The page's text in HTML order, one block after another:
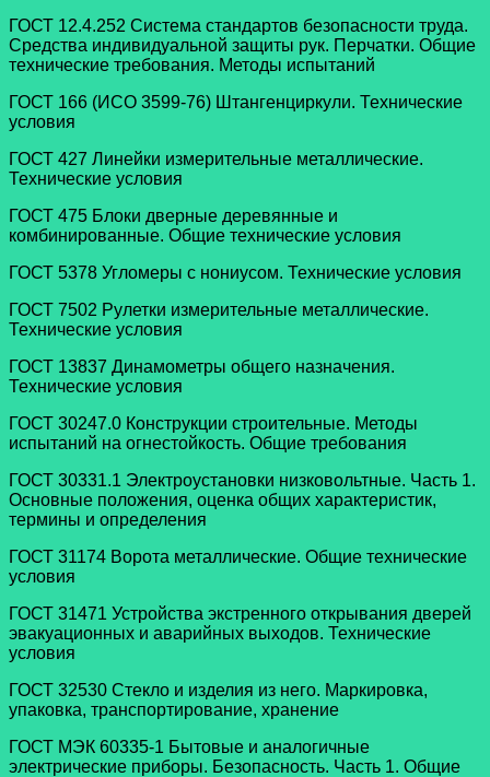
ГОСТ 12.4.252 Система стандартов безопасности труда.
Средства индивидуальной защиты рук. Перчатки. Общие
технические требования. Методы испытаний
ГОСТ 166 (ИСО 3599-76) Штангенциркули. Технические
условия
ГОСТ 427 Линейки измерительные металлические.
Технические условия
ГОСТ 475 Блоки дверные деревянные и
комбинированные. Общие технические условия
ГОСТ 5378 Угломеры с нониусом. Технические условия
ГОСТ 7502 Рулетки измерительные металлические.
Технические условия
ГОСТ 13837 Динамометры общего назначения.
Технические условия
ГОСТ 30247.0 Конструкции строительные. Методы
испытаний на огнестойкость. Общие требования
ГОСТ 30331.1 Электроустановки низковольтные. Часть 1.
Основные положения, оценка общих характеристик,
термины и определения
ГОСТ 31174 Ворота металлические. Общие технические
условия
ГОСТ 31471 Устройства экстренного открывания дверей
эвакуационных и аварийных выходов. Технические
условия
ГОСТ 32530 Стекло и изделия из него. Маркировка,
упаковка, транспортирование, хранение
ГОСТ МЭК 60335-1 Бытовые и аналогичные
электрические приборы. Безопасность. Часть 1. Общие